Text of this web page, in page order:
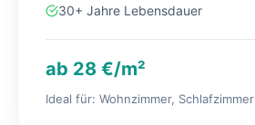
30+ Jahre Lebensdauer
ab 28 €/m²
Ideal für: Wohnzimmer, Schlafzimmer